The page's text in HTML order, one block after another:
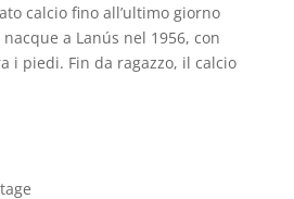
calcio fino all’ultimo giorno
a Lanús nel 1956, con
i piedi. Fin da ragazzo, il calcio